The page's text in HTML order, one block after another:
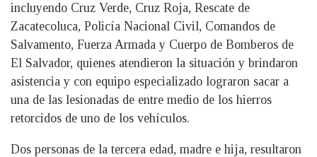
incluyendo Cruz Verde, Cruz Roja, Rescate de
Zacatecoluca, Policía Nacional Civil, Comandos de
Salvamento, Fuerza Armada y Cuerpo de Bomberos de
El Salvador, quienes atendieron la situación y brindaron
asistencia y con equipo especializado lograron sacar a
una de las lesionadas de entre medio de los hierros
retorcidos de uno de los vehículos.
Dos personas de la tercera edad, madre e hija, resultaron